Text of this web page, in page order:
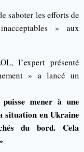
saboter les efforts de
» aux
l’expert présenté
» a lancé un
mener à une
situation en Ukraine
du bord. Cela